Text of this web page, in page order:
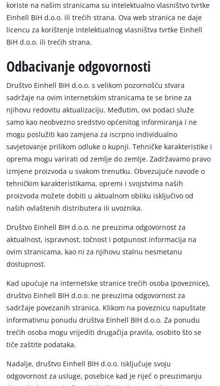
koriste na našim stranicama su intelektualno vlasništvo tvrtke
Einhell BiH d.o.o. ili trećih strana. Ova web stranica ne daje
licencu za korištenje intelektualnog vlasništva tvrtke Einhell
BiH d.o.o. ili trećih strana.
Odbacivanje odgovornosti
Društvo Einhell BIH d.o.o. s velikom pozornošću stvara
sadržaje na ovim internetskim stranicama te se brine za
njihovu redovitu aktualizaciju. Međutim, ovi podaci služe
samo kao neobvezno sredstvo općenitog informiranja i ne
mogu poslužiti kao zamjena za iscrpno individualno
savjetovanje prilikom odluke o kupnji. Tehničke karakteristike i
oprema mogu varirati od zemlje do zemlje. Zadržavamo pravo
izmjene proizvoda u svakom trenutku. Obvezujuće navode o
tehničkim karakteristikama, opremi i svojstvima naših
proizvoda možete dobiti u aktualnom obliku isključivo od
naših ovlaštenih distributera ili uvoznika.
Društvo Einhell BIH d.o.o. ne preuzima odgovornost za
aktualnost, ispravnost, točnost i potpunost informacija na
ovim stranicama, kao ni za njihovu stalnu nesmetanu
dostupnost.
Kad upućuje na internetske stranice trećih osoba (poveznice),
društvo Einhell BIH d.o.o. ne preuzima odgovornost za
sadržaje povezanih stranica. Klikom na poveznicu napuštate
informativnu ponudu društva Einhell BIH d.o.o. Za ponudu
trećih osoba mogu vrijediti drugačija pravila, osobito što se
tiče zaštite podataka.
Nadalje, društvo Einhell BIH d.o.o. isključuje svoju
odgovornost za usluge, posebice kad je riječ o preuzimanju